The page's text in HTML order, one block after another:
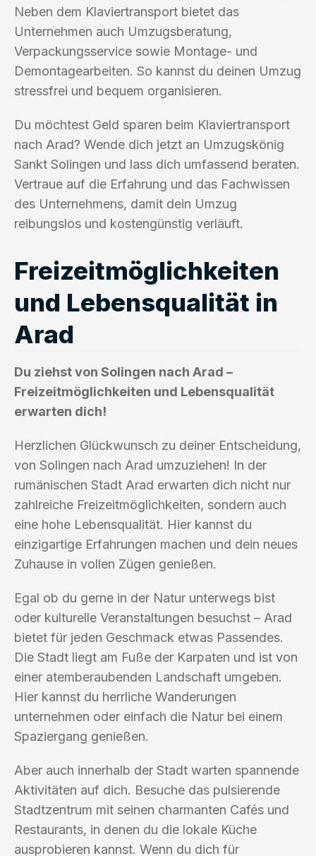
Neben dem Klaviertransport bietet das
Unternehmen auch Umzugsberatung,
Verpackungsservice sowie Montage- und
Demontagearbeiten. So kannst du deinen Umzug
stressfrei und bequem organisieren.
Du möchtest Geld sparen beim Klaviertransport
nach Arad? Wende dich jetzt an Umzugskönig
Sankt Solingen und lass dich umfassend beraten.
Vertraue auf die Erfahrung und das Fachwissen
des Unternehmens, damit dein Umzug
reibungslos und kostengünstig verläuft.
Freizeitmöglichkeiten
und Lebensqualität in
Arad
Du ziehst von Solingen nach Arad –
Freizeitmöglichkeiten und Lebensqualität
erwarten dich!
Herzlichen Glückwunsch zu deiner Entscheidung,
von Solingen nach Arad umzuziehen! In der
rumänischen Stadt Arad erwarten dich nicht nur
zahlreiche Freizeitmöglichkeiten, sondern auch
eine hohe Lebensqualität. Hier kannst du
einzigartige Erfahrungen machen und dein neues
Zuhause in vollen Zügen genießen.
Egal ob du gerne in der Natur unterwegs bist
oder kulturelle Veranstaltungen besuchst – Arad
bietet für jeden Geschmack etwas Passendes.
Die Stadt liegt am Fuße der Karpaten und ist von
einer atemberaubenden Landschaft umgeben.
Hier kannst du herrliche Wanderungen
unternehmen oder einfach die Natur bei einem
Spaziergang genießen.
Aber auch innerhalb der Stadt warten spannende
Aktivitäten auf dich. Besuche das pulsierende
Stadtzentrum mit seinen charmanten Cafés und
Restaurants, in denen du die lokale Küche
ausprobieren kannst. Wenn du dich für